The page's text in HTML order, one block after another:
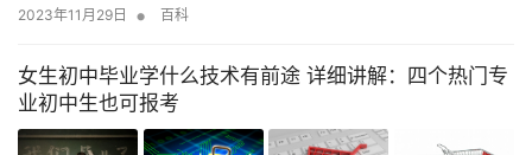
2023年11月29日 • 百科
女生初中毕业学什么技术有前途 详细讲解：四个热门专
业初中生也可报考